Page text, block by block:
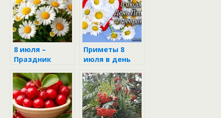
8 июля –
Праздник
Февронии в
народном
календаре
Приметы 8
июля в день
Февронии